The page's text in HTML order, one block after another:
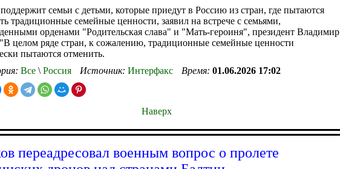
семьи с детьми, которые приедут в Россию из стран, где пытаются
традиционные семейные ценности, заявил на встрече с семьями,
орденами "Родительская слава" и "Мать-героиня", президент Владимир
целом ряде стран, к сожалению, традиционные семейные ценности
пытаются отменить.
Все \ Россия Источник: Интерфакс Время: 01.06.2026 17:02
Наверх
переадресовал военным вопрос о пролете